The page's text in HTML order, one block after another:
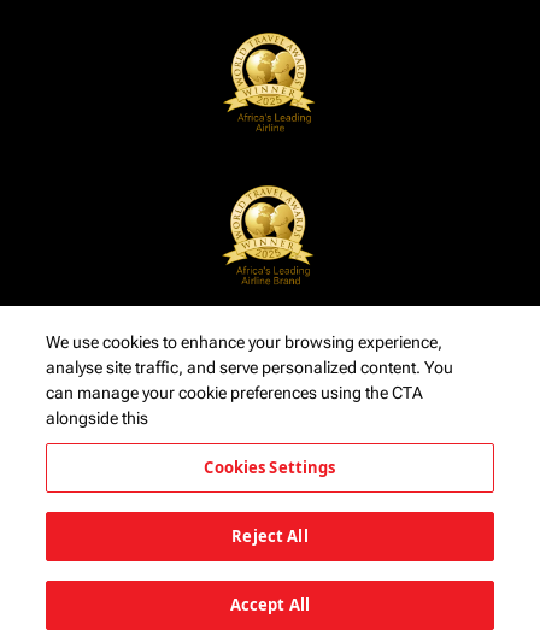
We use cookies to enhance your browsing experience,
analyse site traffic, and serve personalized content. You
can manage your cookie preferences using the CTA
alongside this
Cookies Settings
Reject All
Accept All